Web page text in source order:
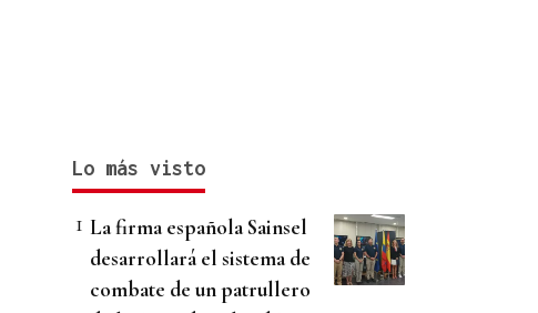
Lo más visto
La firma española Sainsel
desarrollará el sistema de
combate de un patrullero